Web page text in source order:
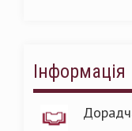
Інформація